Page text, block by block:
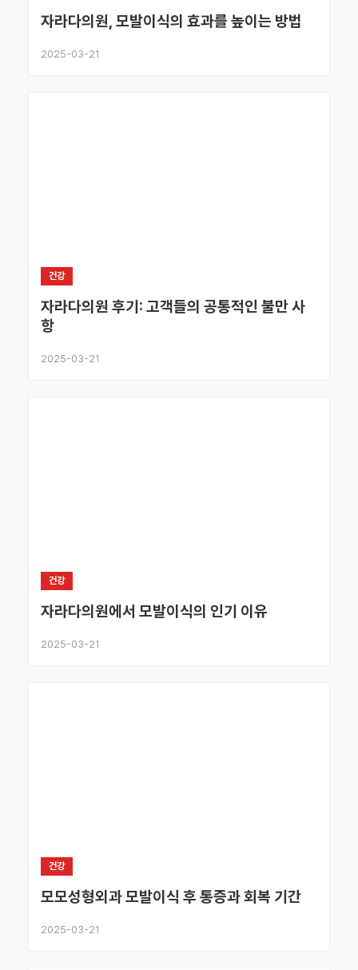
자라다의원, 모발이식의 효과를 높이는 방법
2025-03-21
건강
자라다의원 후기: 고객들의 공통적인 불만 사
항
2025-03-21
건강
자라다의원에서 모발이식의 인기 이유
2025-03-21
건강
모모성형외과 모발이식 후 통증과 회복 기간
2025-03-21